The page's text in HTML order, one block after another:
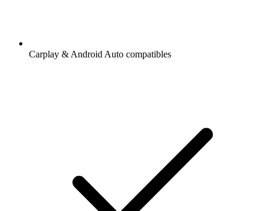
Carplay & Android Auto compatibles